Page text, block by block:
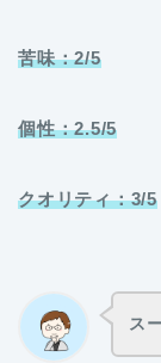
苦味：2/5
個性：2.5/5
クオリティ：3/5
ス